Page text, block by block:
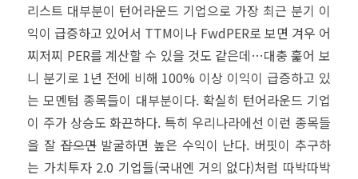
리스트 대부분이 턴어라운드 기업으로 가장 최근 분기 이
익이 급증하고 있어서 TTM이나 FwdPER로 보면 겨우 어
찌저찌 PER를 계산할 수 있을 것도 같은데…대충 훑어 보
니 분기로 1년 전에 비해 100% 이상 이익이 급증하고 있
는 모멘텀 종목들이 대부분이다. 확실히 턴어라운드 기업
이 주가 상승도 화끈하다. 특히 우리나라에선 이런 종목들
을 잘잡으면발굴하면 높은 수익이 난다. 버핏이 추구하
는 가치투자 2.0 기업들(국내엔 거의 없다)처럼 따박따박